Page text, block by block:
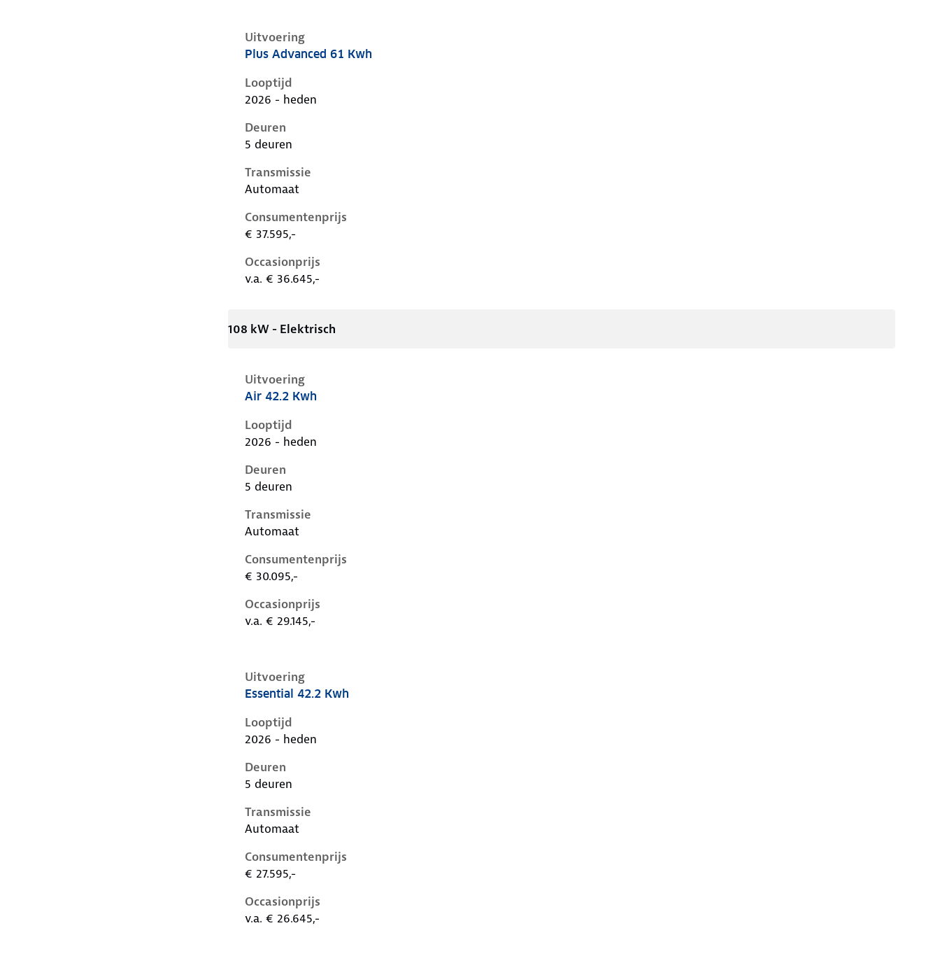
Uitvoering
Kia Ev2 i, 61 kwh, 100 kW, Elektrisch, 5 deuren
Plus Advanced 61 Kwh
Looptijd
2026 - heden
Deuren
5 deuren
Transmissie
Automaat
Consumentenprijs
€ 37.595,-
Occasionprijs
v.a. € 36.645,-
108 kW - Elektrisch
Uitvoering
Kia Ev2 i, 42.2 kwh, 108 kW, Elektrisch, 5 deuren
Air 42.2 Kwh
Looptijd
2026 - heden
Deuren
5 deuren
Transmissie
Automaat
Consumentenprijs
€ 30.095,-
Occasionprijs
v.a. € 29.145,-
Uitvoering
Kia Ev2 i, 42.2 kwh, 108 kW, Elektrisch, 5 deuren
Essential 42.2 Kwh
Looptijd
2026 - heden
Deuren
5 deuren
Transmissie
Automaat
Consumentenprijs
€ 27.595,-
Occasionprijs
v.a. € 26.645,-